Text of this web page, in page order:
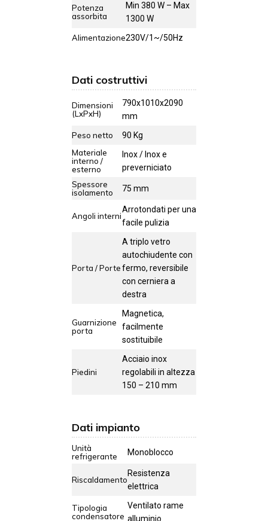
Potenza
assorbita
Min 380 W – Max
1300 W
Alimentazione230V/1~/50Hz
Dati costruttivi
Dimensioni
(LxPxH)
790x1010x2090
mm
Peso netto
90 Kg
Materiale
interno /
esterno
Inox / Inox e
preverniciato
Spessore
isolamento
75 mm
Angoli interni
Arrotondati per una
facile pulizia
Porta / Porte
A triplo vetro
autochiudente con
fermo, reversibile
con cerniera a
destra
Guarnizione
porta
Magnetica,
facilmente
sostituibile
Piedini
Acciaio inox
regolabili in altezza
150 – 210 mm
Dati impianto
Unità
refrigerante
Monoblocco
Riscaldamento
Resistenza
elettrica
Tipologia
condensatore
Ventilato rame
alluminio